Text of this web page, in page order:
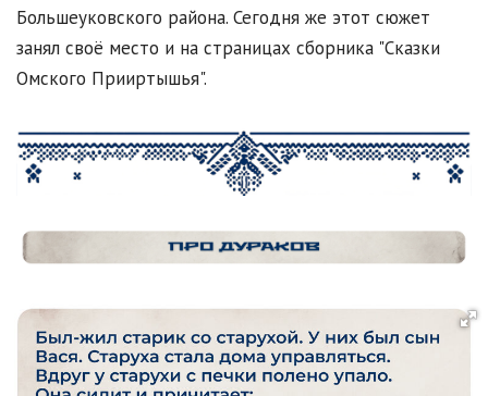
Большеуковского района. Сегодня же этот сюжет
занял своё место и на страницах сборника "Сказки
Омского Прииртышья".